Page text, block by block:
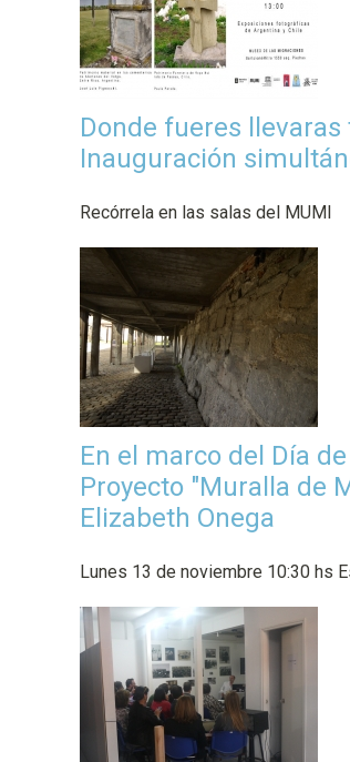
Donde fueres
Inauguración
Recórrela en las salas del MUMI
En el marco del Día
Proyecto "Muralla de
Elizabeth Onega
Lunes 13 de noviembre 10:30 hs
n
c
i
a
l